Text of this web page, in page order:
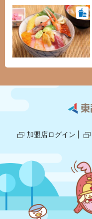
加盟店ログイン